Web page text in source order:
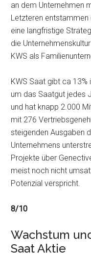
an dem Unternehmen
Letzteren entstammen
eine langfristige
die
KWS als
KWS Saat gibt ca 13%
um das Saatgut jedes
und hat knapp 2.000
mit 276
steigenden Ausgaben
Unternehmens
Projekte über
meist noch nicht
Potenzial verspricht.
8/10
Wachstum
Saat Aktie